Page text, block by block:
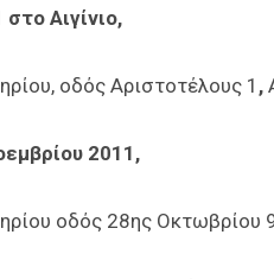
Αιγίνιο,
οδός Αριστοτέλους 1 ,
2011,
οδός 28ης Οκτωβρίου